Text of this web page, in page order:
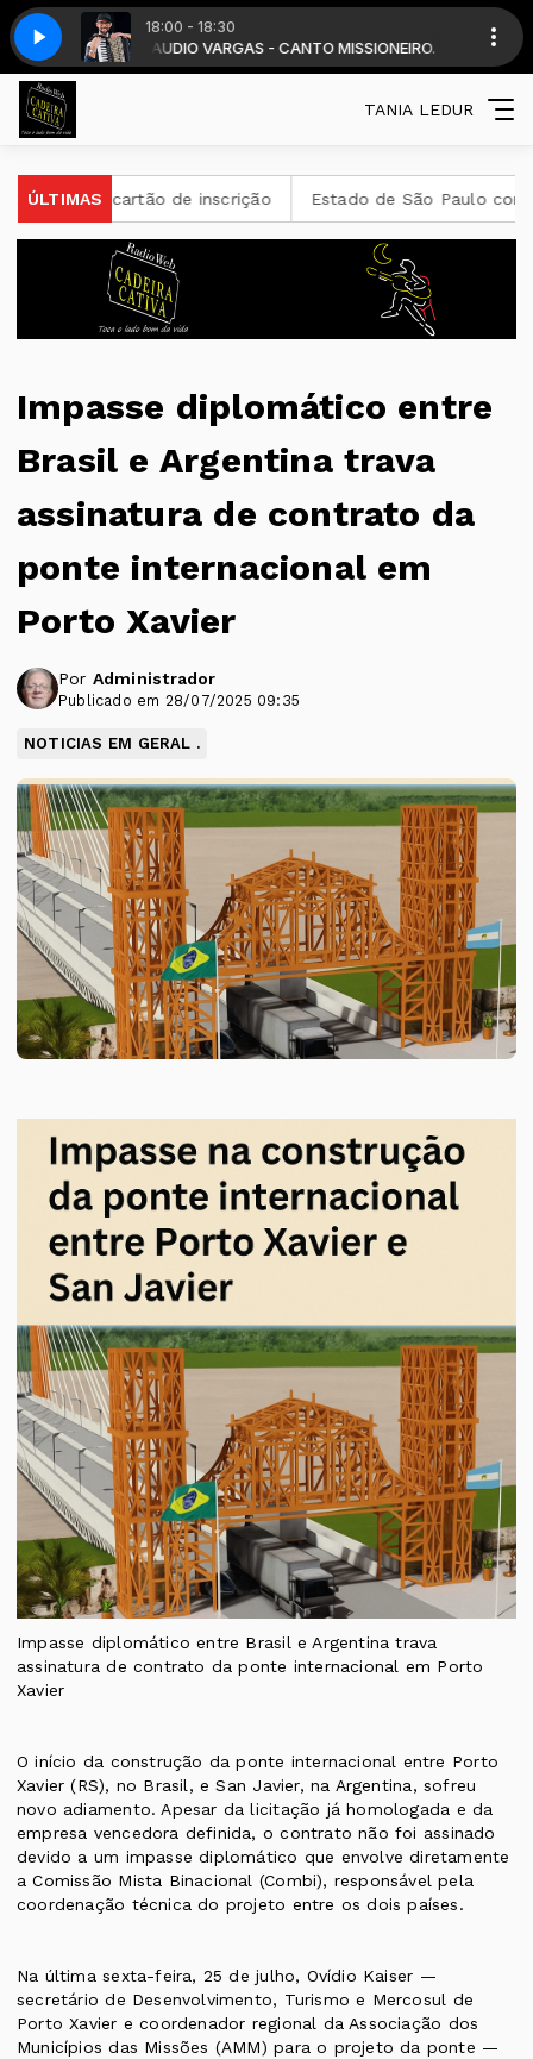
18:00 - 18:30
CLAUDIO VARGAS - CANTO MISSIONEIRO.
Programa dia 07 de agosto.mp3 (1)
TANIA LEDUR
ÚLTIMASde inscrição Estado de São Paulo confirma 23
Impasse diplomático entre
Brasil e Argentina trava
assinatura de contrato da
ponte internacional em
Porto Xavier
Por Administrador
Publicado em 28/07/2025 09:35
NOTICIAS EM GERAL .
Impasse diplomático entre Brasil e Argentina trava
assinatura de contrato da ponte internacional em Porto
Xavier
O início da construção da ponte internacional entre Porto
Xavier (RS), no Brasil, e San Javier, na Argentina, sofreu
novo adiamento. Apesar da licitação já homologada e da
empresa vencedora definida, o contrato não foi assinado
devido a um impasse diplomático que envolve diretamente
a Comissão Mista Binacional (Combi), responsável pela
coordenação técnica do projeto entre os dois países.
Na última sexta-feira, 25 de julho, Ovídio Kaiser —
secretário de Desenvolvimento, Turismo e Mercosul de
Porto Xavier e coordenador regional da Associação dos
Municípios das Missões (AMM) para o projeto da ponte —